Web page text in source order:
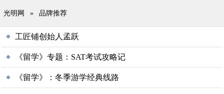
光明网 » 品牌推荐
工匠铺创始人孟跃
《留学》专题：SAT考试攻略记
《留学》：冬季游学经典线路